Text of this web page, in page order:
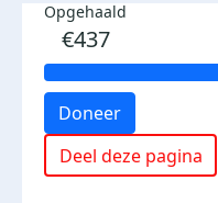
Opgehaald
€437
Doneer
Deel deze pagina